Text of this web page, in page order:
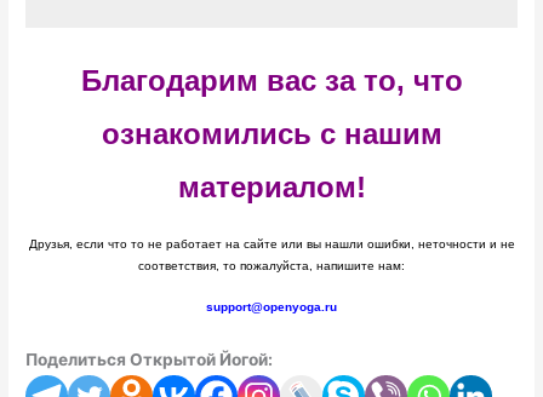
Благодарим вас за то, что
ознакомились с нашим
материалом!
Друзья, если что то не работает на сайте или вы нашли ошибки, неточности и не
соответствия, то пожалуйста, напишите нам:
support@openyoga.ru
Поделиться Открытой Йогой: